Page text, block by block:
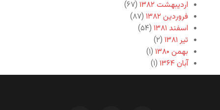
اردیبهشت ۱۳۸۲
(۶۷)
فروردین ۱۳۸۲
(۸۷)
اسفند ۱۳۸۱
(۵۴)
تیر ۱۳۸۱
(۲)
بهمن ۱۳۸۰
(۱)
آبان ۱۳۶۴
(۱)